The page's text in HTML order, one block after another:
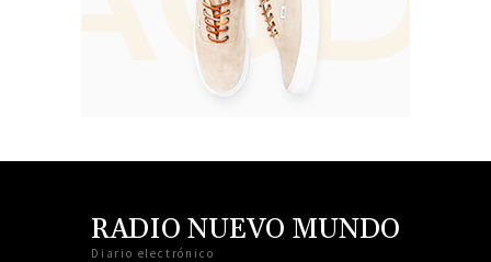
RADIO NUEVO MUNDO
Diario electrónico